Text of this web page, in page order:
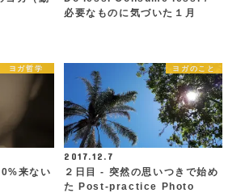
必要なものに気づいた１月
ヨガ哲学
来ない
ヨガのこと
2017.12.7
２日目 - 突然の思いつきで始め
た Post-practice Photo